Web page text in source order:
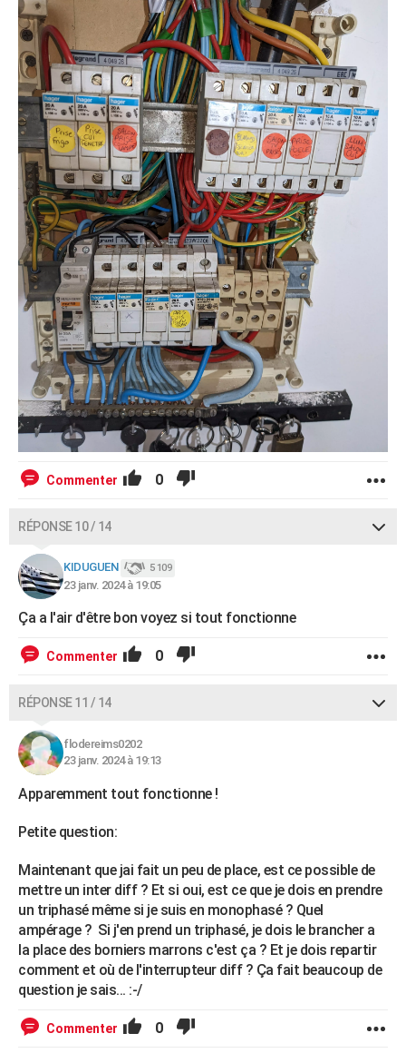
Commenter 0
RÉPONSE 10 / 14
KIDUGUEN 5 109
23 janv. 2024 à 19:05
Ça a l'air d'être bon voyez si tout fonctionne
Commenter 0
RÉPONSE 11 / 14
flodereims0202
23 janv. 2024 à 19:13
Apparemment tout fonctionne !
Petite question:
Maintenant que jai fait un peu de place, est ce possible de
mettre un inter diff ? Et si oui, est ce que je dois en prendre
un triphasé même si je suis en monophasé ? Quel
ampérage ? Si j'en prend un triphasé, je dois le brancher a
la place des borniers marrons c'est ça ? Et je dois repartir
comment et où de l'interrupteur diff ? Ça fait beaucoup de
question je sais... :-/
Commenter 0